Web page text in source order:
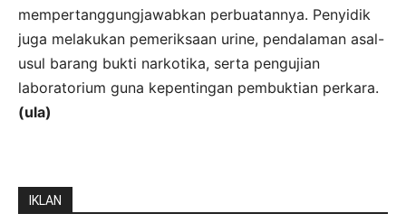
mempertanggungjawabkan perbuatannya. Penyidik
juga melakukan pemeriksaan urine, pendalaman asal-
usul barang bukti narkotika, serta pengujian
laboratorium guna kepentingan pembuktian perkara.
(ula)
IKLAN